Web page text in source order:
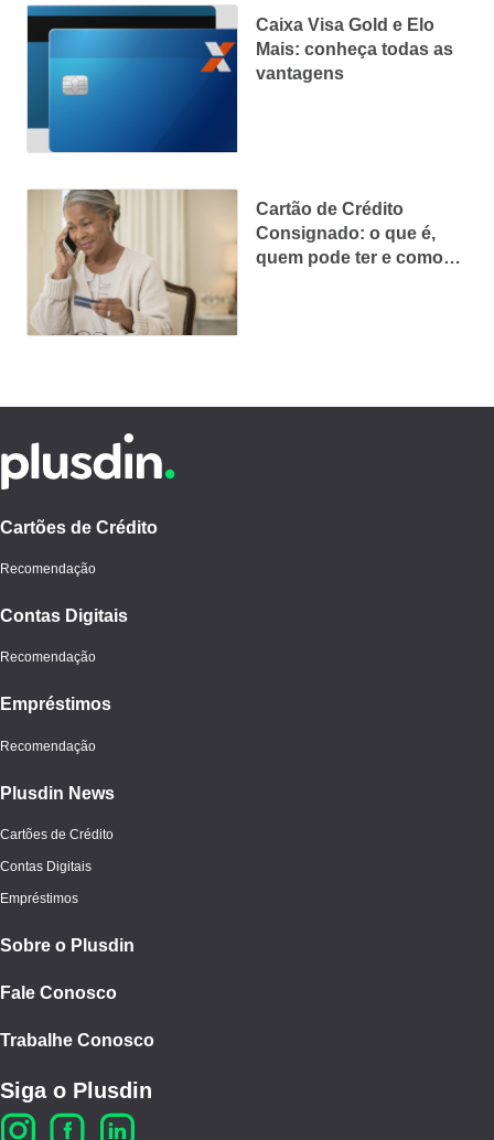
Caixa Visa Gold e Elo
Mais: conheça todas as
vantagens
Cartão de Crédito
Consignado: o que é,
quem pode ter e como
Cartões de Crédito
Recomendação
Contas Digitais
Recomendação
Empréstimos
Recomendação
Plusdin News
Cartões de Crédito
Contas Digitais
Empréstimos
Sobre o Plusdin
Fale Conosco
Trabalhe Conosco
Siga o Plusdin